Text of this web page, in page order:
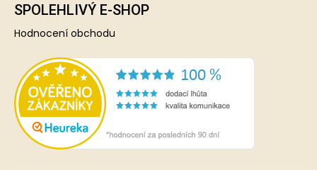
SPOLEHLIVÝ E-SHOP
Hodnocení obchodu